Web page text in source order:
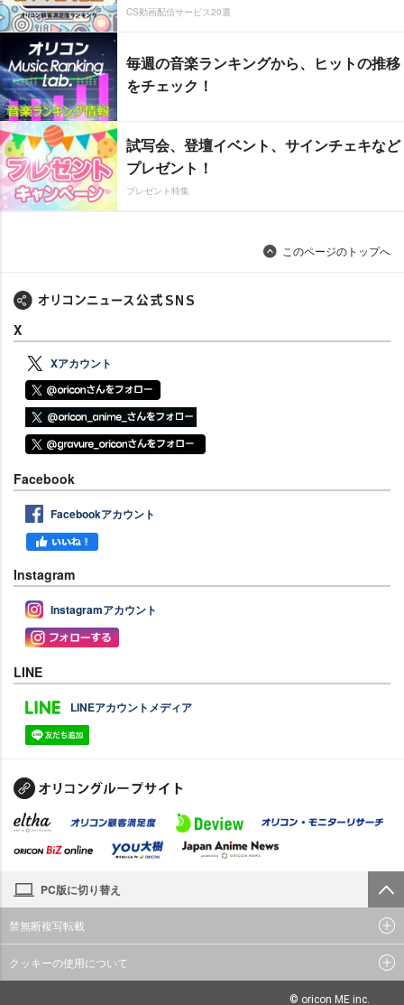
CS動画配信サービス20選
毎週の音楽ランキングから、ヒットの推移
をチェック！
試写会、登壇イベント、サインチェキなど
プレゼント！
プレゼント特集
このページのトップへ
X
Xアカウント
Facebook
Facebookアカウント
Instagram
Instagramアカウント
LINE
LINEアカウントメディア
PC版に切り替え
禁無断複写転載
クッキーの使用について
© oricon ME inc.